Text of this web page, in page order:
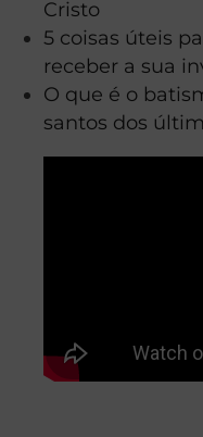
Cristo
5 coisas úteis
receber a sua
O que é o
santos dos